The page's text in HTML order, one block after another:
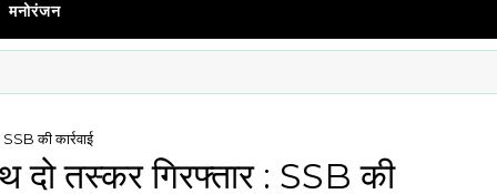
मनोरंजन
की कार्रवाई
दो तस्कर गिरफ्तार : SSB की